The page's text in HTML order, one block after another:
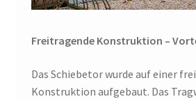
Freitragende Konstruktion –
Das Schiebetor wurde auf einer
Konstruktion aufgebaut. Das